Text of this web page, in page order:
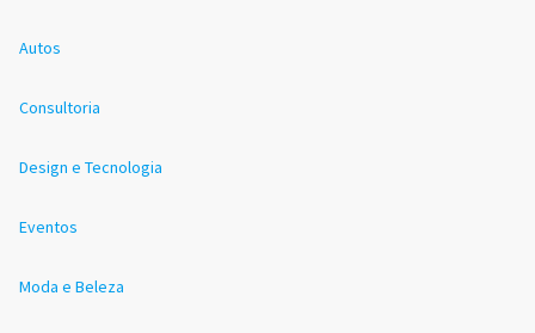
Autos
Consultoria
Design e Tecnologia
Eventos
Moda e Beleza